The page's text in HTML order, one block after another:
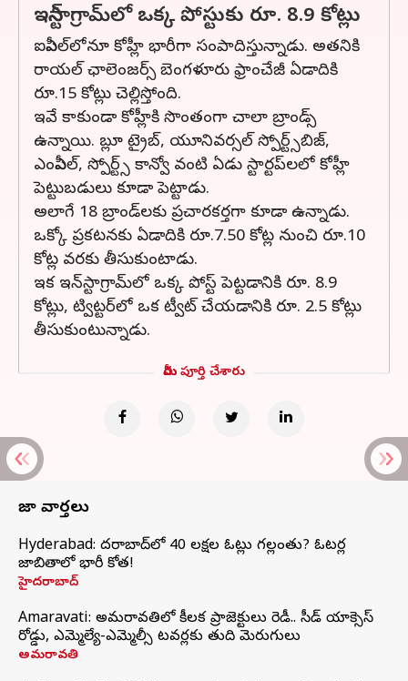
ఇన్‌స్టాగ్రామ్‌లో ఒక్క పోస్టుకు రూ. 8.9 కోట్లు
ఐపీఎల్‌లోనూ కోహ్లీ భారీగా సంపాదిస్తున్నాడు. అతనికి
రాయల్ ఛాలెంజర్స్ బెంగళూరు ఫ్రాంచేజీ ఏడాదికి
రూ.15 కోట్లు చెల్లిస్తోంది.
ఇవే కాకుండా కోహ్లీకి సొంతంగా చాలా బ్రాండ్స్
ఉన్నాయి. బ్లూ ట్రైబ్, యూనివర్సల్ స్పోర్ట్స్‌బిజ్,
ఎంపీఎల్, స్పోర్ట్స్ కాన్వో వంటి ఏడు స్టార్టప్‌లలో కోహ్లీ
పెట్టుబడులు కూడా పెట్టాడు.
అలాగే 18 బ్రాండ్‌లకు ప్రచారకర్తగా కూడా ఉన్నాడు.
ఒక్కో ప్రకటనకు ఏడాదికి రూ.7.50 కోట్ల నుంచి రూ.10
కోట్ల వరకు తీసుకుంటాడు.
ఇక ఇన్‌స్టాగ్రామ్‌లో ఒక్క పోస్ట్ పెట్టడానికి రూ. 8.9
కోట్లు, ట్విట్టర్‌లో ఒక ట్వీట్ చేయడానికి రూ. 2.5 కోట్లు
తీసుకుంటున్నాడు.
మీరు పూర్తి చేశారు
తాజా వార్తలు
Hyderabad: హైదరాబాద్‌లో 40 లక్షల ఓట్లు గల్లంతు? ఓటర్ల
జాబితాలో భారీ కోత!
హైదరాబాద్
Amaravati: అమరావతిలో కీలక ప్రాజెక్టులు రెడీ.. సీడ్‌ యాక్సెస్‌
రోడ్డు, ఎమ్మెల్యే-ఎమ్మెల్సీ టవర్లకు తుది మెరుగులు
అమరావతి